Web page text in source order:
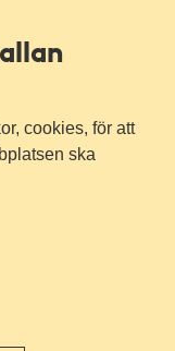
cookies, för att
ska